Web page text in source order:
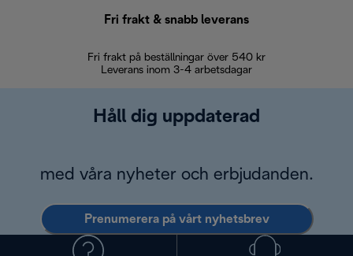
Fri frakt & snabb leverans
Fri frakt på beställningar över 540 kr
Leverans inom 3-4 arbetsdagar
Håll dig uppdaterad
med våra nyheter och erbjudanden.
Prenumerera på vårt nyhetsbrev